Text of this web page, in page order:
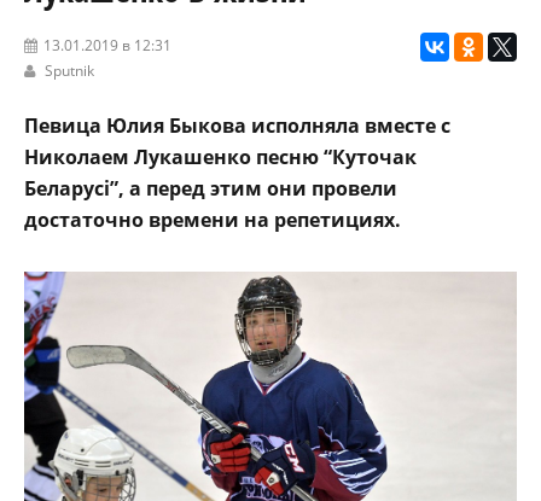
13.01.2019 в 12:31
Sputnik
Певица Юлия Быкова исполняла вместе с
Николаем Лукашенко песню “Куточак
Беларусi”, а перед этим они провели
достаточно времени на репетициях.